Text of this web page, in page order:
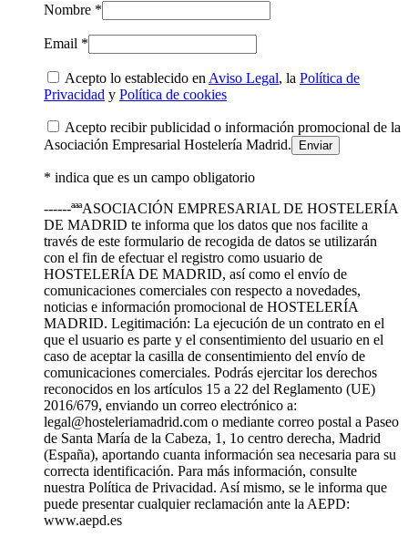
Nombre *
Email *
Acepto lo establecido en Aviso Legal, la Política de
Privacidad y Política de cookies
Acepto recibir publicidad o información promocional de la
Asociación Empresarial Hostelería Madrid.
* indica que es un campo obligatorio
------ªªªASOCIACIÓN EMPRESARIAL DE HOSTELERÍA
DE MADRID te informa que los datos que nos facilite a
través de este formulario de recogida de datos se utilizarán
con el fin de efectuar el registro como usuario de
HOSTELERÍA DE MADRID, así como el envío de
comunicaciones comerciales con respecto a novedades,
noticias e información promocional de HOSTELERÍA
MADRID. Legitimación: La ejecución de un contrato en el
que el usuario es parte y el consentimiento del usuario en el
caso de aceptar la casilla de consentimiento del envío de
comunicaciones comerciales. Podrás ejercitar los derechos
reconocidos en los artículos 15 a 22 del Reglamento (UE)
2016/679, enviando un correo electrónico a:
legal@hosteleriamadrid.com o mediante correo postal a Paseo
de Santa María de la Cabeza, 1, 1o centro derecha, Madrid
(España), aportando cuanta información sea necesaria para su
correcta identificación. Para más información, consulte
nuestra Política de Privacidad. Así mismo, se le informa que
puede presentar cualquier reclamación ante la AEPD:
www.aepd.es